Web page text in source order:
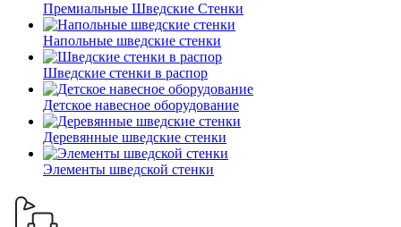
Премиальные Шведские Стенки
Напольные шведские стенки
Шведские стенки в распор
Детское навесное оборудование
Деревянные шведские стенки
Элементы шведской стенки